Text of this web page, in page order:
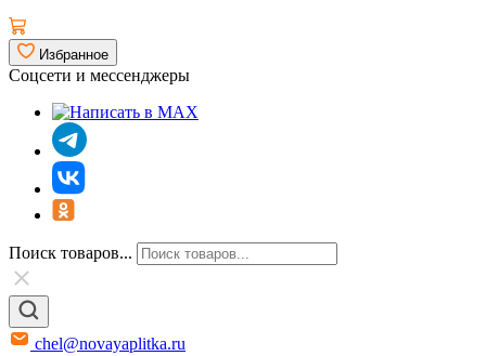
Избранное
Соцсети и мессенджеры
Поиск товаров...
chel@novayaplitka.ru